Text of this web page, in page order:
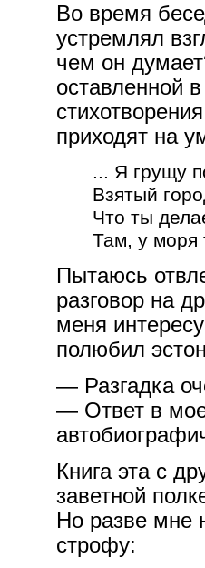
Во время
устремлял
чем он
оставленной
приходят на
... Я грущу
Взятый
Что ты
Там, у моря
Пытаюсь
разговор на
меня
полюбил
— Разгадка
— Ответ в
Книга эта с
заветной
Но разве мне
строфу: